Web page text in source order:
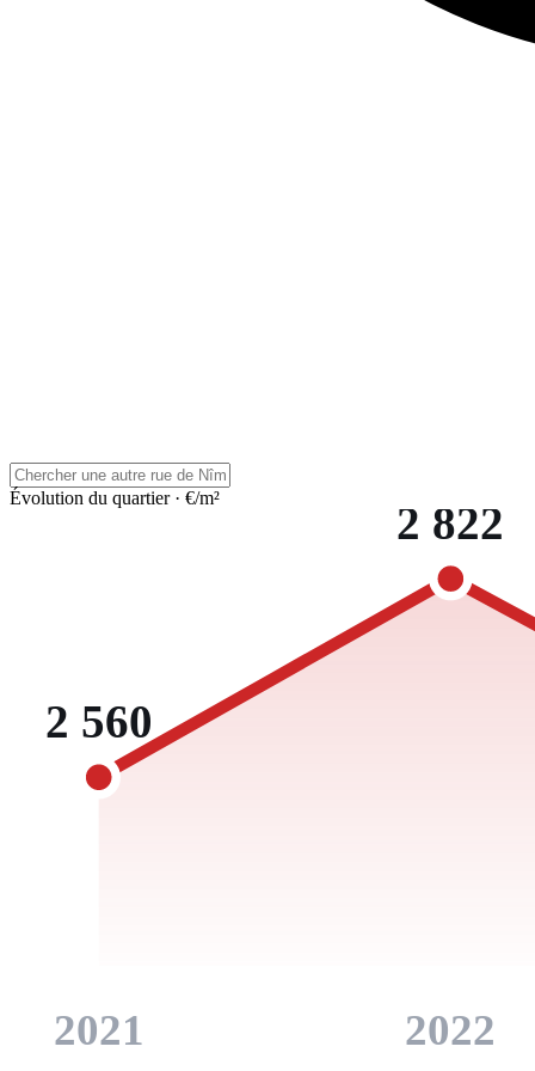
Évolution du quartier · €/m²
2 560
2021
2 822
2022